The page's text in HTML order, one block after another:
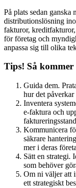
På plats sedan ganska
distributionslösning
fakturor,
för företag och
anpassa sig till olika
Tips! Så
Guida dem.
hur det påverkar
Inventera
e-faktura och
Kommunicera
säkrare
mer i deras
Sätt en strategi.
som behöver
Om ni väljer att
ett strategiskt